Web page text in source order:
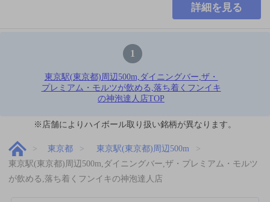
詳細を見る
1
東京駅(東京都)周辺500m,ダイニングバー,ザ・
プレミアム・モルツが飲める,落ち着くフンイキ
の神泡達人店TOP
※店舗によりハイボール取り扱い銘柄が異なります。
東京都
東京駅(東京都)周辺500m
東京駅(東京都)周辺500m,ダイニングバー,ザ・プレミアム・モルツ
が飲める,落ち着くフンイキの神泡達人店